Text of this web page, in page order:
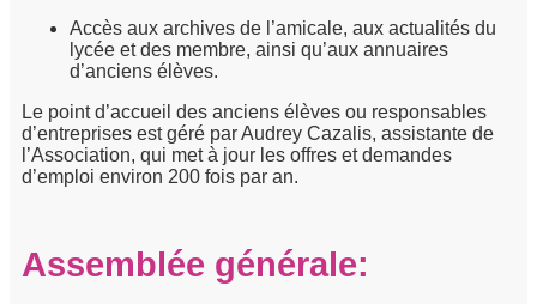
Accès aux archives de l’amicale, aux actualités du
lycée et des membre, ainsi qu’aux annuaires
d’anciens élèves.
Le point d’accueil des anciens élèves ou responsables
d’entreprises est géré par Audrey Cazalis, assistante de
l’Association, qui met à jour les offres et demandes
d’emploi environ 200 fois par an.
Assemblée générale: